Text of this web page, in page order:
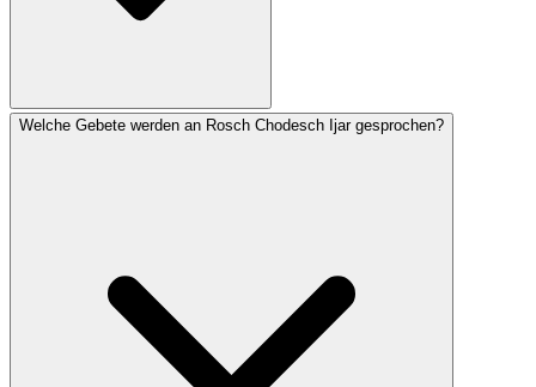
die hebräischen Buchstaben von Ijar sind ein Akronym
für ‚Ani Haschem Rofecha' (Ich bin der Ewige, dein
Welche Gebete werden an Rosch Chodesch Ijar gesprochen?